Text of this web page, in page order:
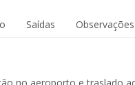
Saídas Observações